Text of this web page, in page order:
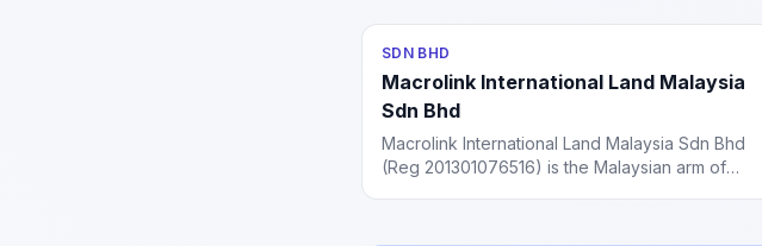
SDN BHD
Macrolink International Land Malaysia
Sdn Bhd
Macrolink International Land Malaysia Sdn Bhd
(Reg 201301076516) is the Malaysian arm of